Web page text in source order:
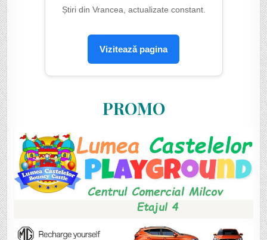
Știri din Vrancea, actualizate constant.
Vizitează pagina
PROMO